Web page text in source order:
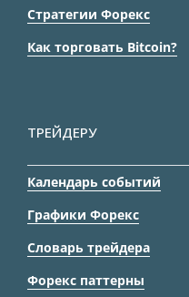
Стратегии Форекс
Как торговать Bitcoin?
ТРЕЙДЕРУ
Календарь событий
Графики Форекс
Словарь трейдера
Форекс паттерны